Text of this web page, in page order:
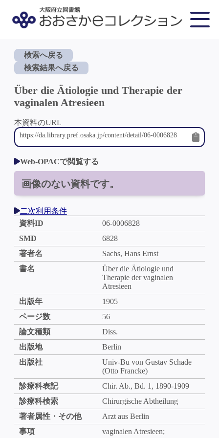
検索へ戻る
検索結果へ戻る
Über die Ätiologie und Therapie der
vaginalen Atresieen
本資料のURL
Web-OPACで閲覧する
画像のない資料です。
二次利用条件
資料ID
06-0006828
SMD
6828
著者名
Sachs, Hans Ernst
書名
Über die Ätiologie und
Therapie der vaginalen
Atresieen
出版年
1905
ページ数
56
論文種類
Diss.
出版地
Berlin
出版社
Univ-Bu von Gustav Schade
(Otto Francke)
診療科表記
Chir. Ab., Bd. 1, 1890-1909
診療科検索
Chirurgische Abtheilung
著者属性・その他
Arzt aus Berlin
事項
vaginalen Atresieen;